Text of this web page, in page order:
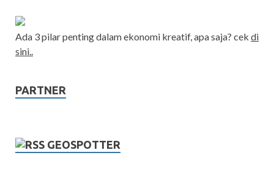
Ada 3 pilar penting dalam ekonomi kreatif, apa saja? cek di
sini..
PARTNER
GEOSPOTTER